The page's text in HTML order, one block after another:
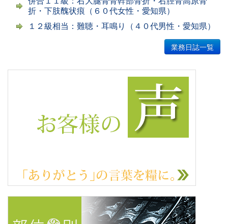
折・下肢醜状痕（６０代女性・愛知県）
１２級相当：難聴・耳鳴り（４０代男性・愛知県）
業務日誌一覧